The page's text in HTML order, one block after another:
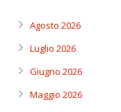
Agosto 2026
Luglio 2026
Giugno 2026
Maggio 2026